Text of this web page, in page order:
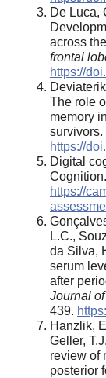
De Luca,
across
frontal
https://
The role
memory
survivors.
https://
Digital
https://
L.C.,
da Silva,
serum
after
Journal
439.
Hanzlik,
Geller,
review of
posterior